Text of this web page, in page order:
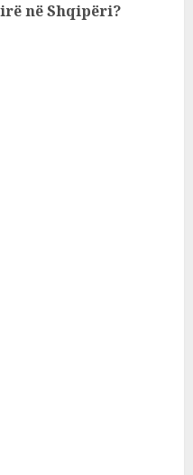
në Shqipëri?